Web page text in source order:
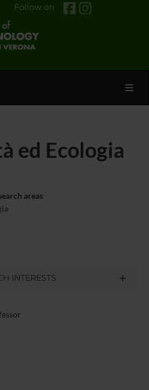
Follow on
ed Ecologia
areas
INTERESTS